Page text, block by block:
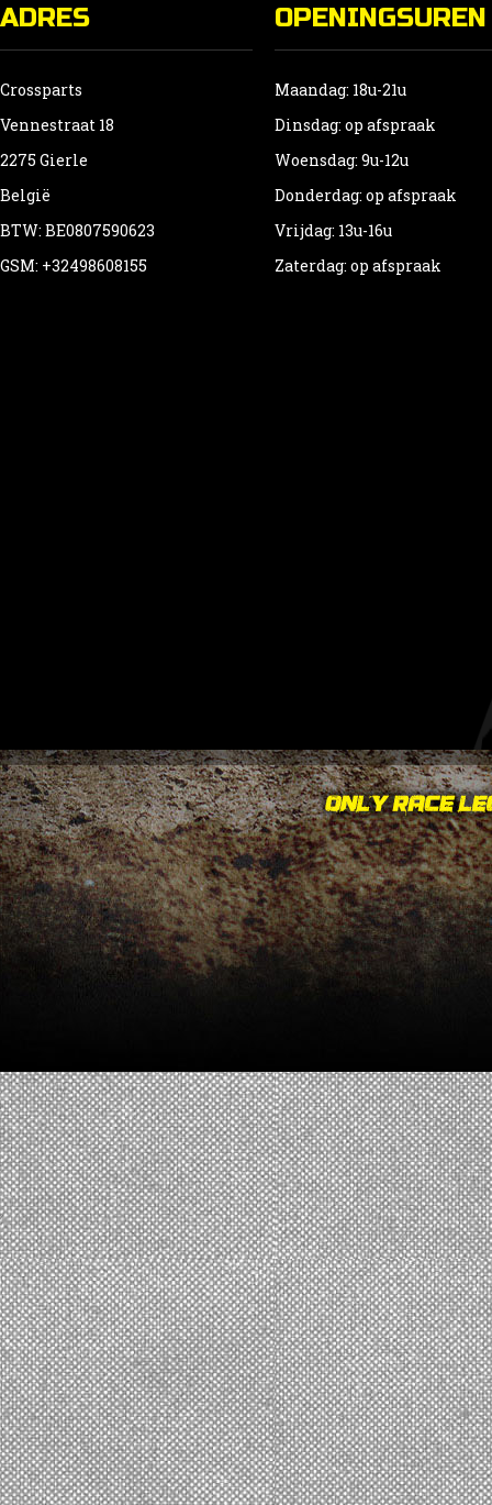
ADRES
Crossparts
Vennestraat 18
2275 Gierle
België
BTW: BE0807590623
GSM: +32498608155
OPENINGSUREN
Maandag: 18u-21u
Dinsdag: op afspraak
Woensdag: 9u-12u
Donderdag: op afspraak
Vrijdag: 13u-16u
Zaterdag: op afspraak